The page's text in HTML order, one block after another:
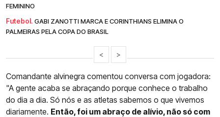
FEMININO
Futebol. GABI ZANOTTI MARCA E CORINTHIANS ELIMINA O
PALMEIRAS PELA COPA DO BRASIL
< >
Comandante alvinegra comentou conversa com jogadora:
"A gente acaba se abraçando porque conhece o trabalho
do dia a dia. Só nós e as atletas sabemos o que vivemos
diariamente. Então, foi um abraço de alívio, não só com